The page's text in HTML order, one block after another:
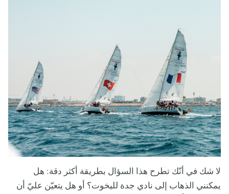
لا شك في أنّك تطرح هذا السؤال بطريقة أكثر دقة: هل
يمكنني الذهاب إلى نادي جدة لليخوت؟ أو هل يتعيّن عليّ أن